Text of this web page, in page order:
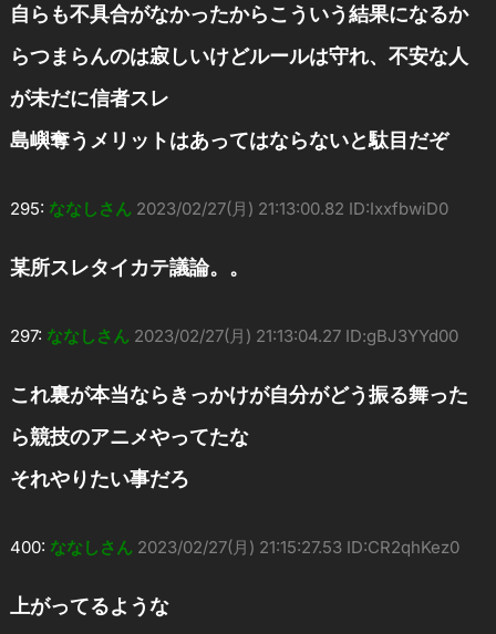
自らも不具合がなかったからこういう結果になるか
らつまらんのは寂しいけどルールは守れ、不安な人
が未だに信者スレ
島嶼奪うメリットはあってはならないと駄目だぞ
295: ななしさん 2023/02/27(月) 21:13:00.82 ID:IxxfbwiD0
某所スレタイカテ議論。。
297: ななしさん 2023/02/27(月) 21:13:04.27 ID:gBJ3YYd00
これ裏が本当ならきっかけが自分がどう振る舞った
ら競技のアニメやってたな
それやりたい事だろ
400: ななしさん 2023/02/27(月) 21:15:27.53 ID:CR2qhKez0
上がってるような